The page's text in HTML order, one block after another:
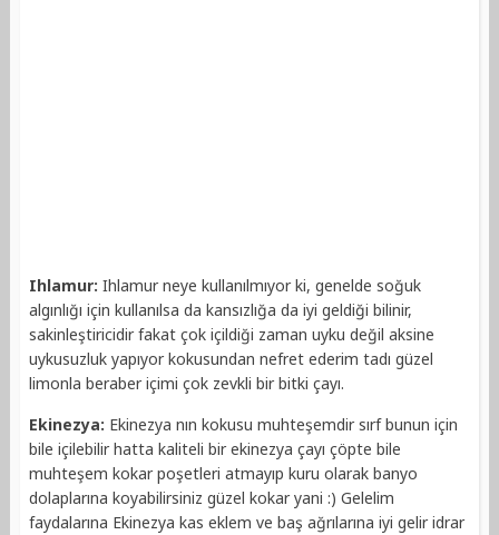
Ihlamur: Ihlamur neye kullanılmıyor ki, genelde soğuk
algınlığı için kullanılsa da kansızlığa da iyi geldiği bilinir,
sakinleştiricidir fakat çok içildiği zaman uyku değil aksine
uykusuzluk yapıyor kokusundan nefret ederim tadı güzel
limonla beraber içimi çok zevkli bir bitki çayı.
Ekinezya: Ekinezya nın kokusu muhteşemdir sırf bunun için
bile içilebilir hatta kaliteli bir ekinezya çayı çöpte bile
muhteşem kokar poşetleri atmayıp kuru olarak banyo
dolaplarına koyabilirsiniz güzel kokar yani :) Gelelim
faydalarına Ekinezya kas eklem ve baş ağrılarına iyi gelir idrar